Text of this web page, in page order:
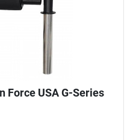
Force USA G-Series